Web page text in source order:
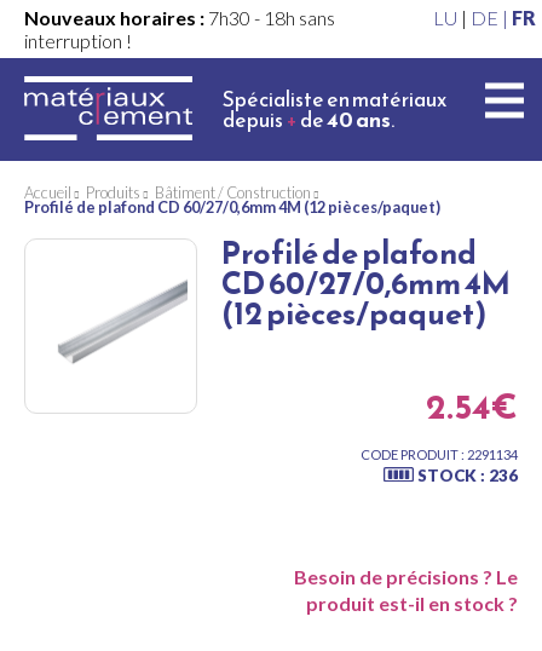
Nouveaux horaires : 7h30 - 18h sans
interruption !
LU | DE | FR
Spécialiste en matériaux
depuis+de40 ans.
Accueil Produits Bâtiment / Construction
Profilé de plafond CD 60/27/0,6mm 4M (12 pièces/paquet)
Profilé de plafond
CD 60/27/0,6mm 4M
(12 pièces/paquet)
2.54€
CODE PRODUIT : 2291134
STOCK : 236
Besoin de précisions ? Le
produit est-il en stock ?